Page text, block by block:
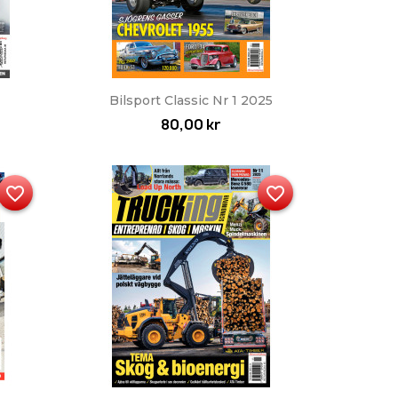
Snabbvy
Bilsport Classic Nr 1 2025
80,00 kr
favorite_border favorite_border